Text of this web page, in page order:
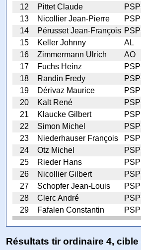
12
Pittet Claude
13
Nicollier Jean-Pierre
14
Pérusset Jean-François
15
Keller Johnny AL
16
Zimmermann Ulrich AO
17
Fuchs Heinz
18
Randin Fredy
19
Dérivaz Maurice
20
Kalt René
21
Klaucke Gilbert
22
Simon Michel
23
Niederhauser François
24
Otz Michel
25
Rieder Hans
26
Nicollier Gilbert
27
Schopfer Jean-Louis
28
Clerc André
29
Fafalen Constantin
Résultats tir ordinaire 4,